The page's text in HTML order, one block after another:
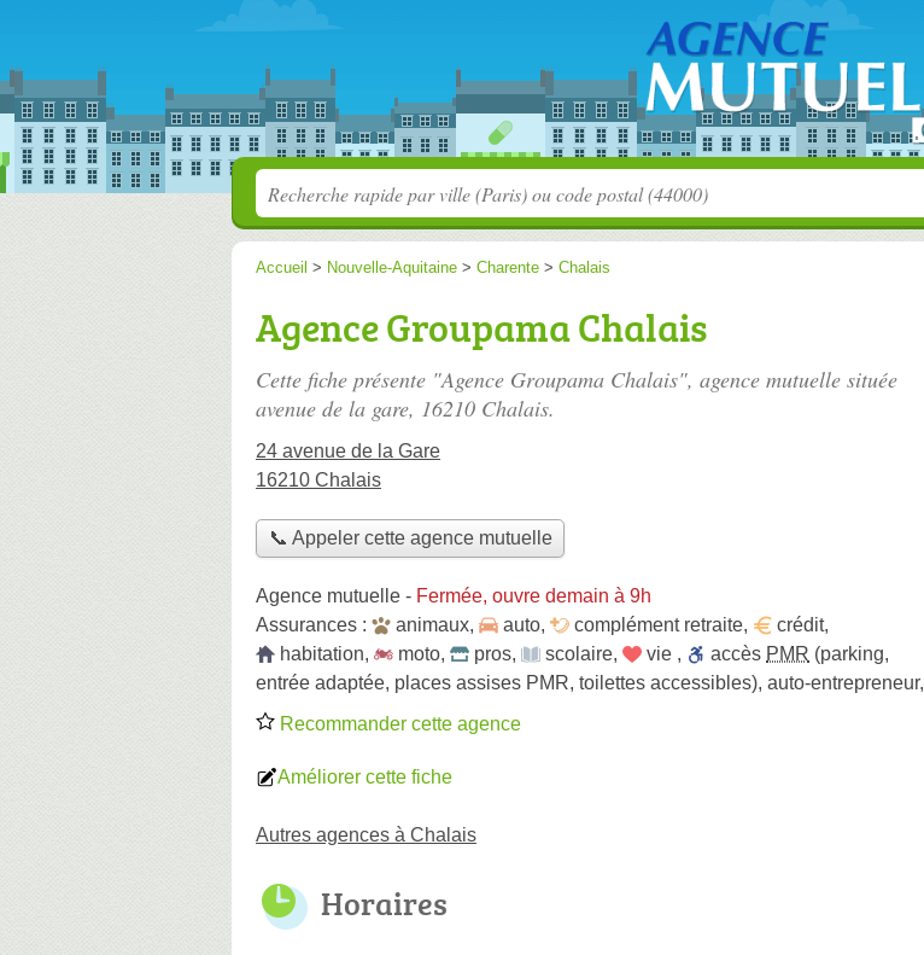
Accueil > Nouvelle-Aquitaine > Charente > Chalais
Agence Groupama Chalais
Cette fiche présente "Agence Groupama Chalais", agence mutuelle située
avenue de la gare, 16210 Chalais.
24 avenue de la Gare
16210 Chalais
📞 Appeler cette agence mutuelle
Agence mutuelle - Fermée, ouvre demain à 9h
Assurances :
animaux, auto, complément retraite, crédit,
habitation, moto, pros, scolaire, vie , accès PMR (parking,
entrée adaptée, places assises PMR, toilettes accessibles), auto-entrepreneur,
Recommander cette agence
Améliorer cette fiche
Autres agences à Chalais
Horaires